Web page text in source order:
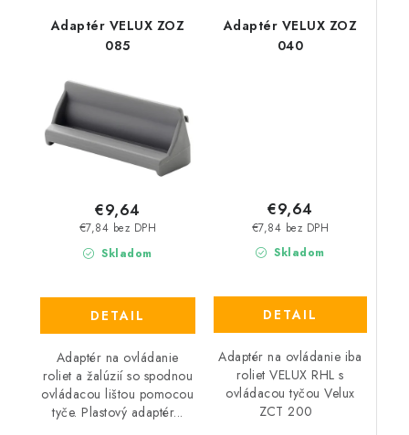
Adaptér VELUX ZOZ
085
Skladom
€7,84 bez DPH
€9,64
DETAIL
Adaptér na ovládanie
roliet a žalúzií so spodnou
ovládacou lištou pomocou
tyče. Plastový adaptér...
Adaptér VELUX ZOZ
040
Skladom
€7,84 bez DPH
€9,64
DETAIL
Adaptér na ovládanie iba
roliet VELUX RHL s
ovládacou tyčou Velux
ZCT 200